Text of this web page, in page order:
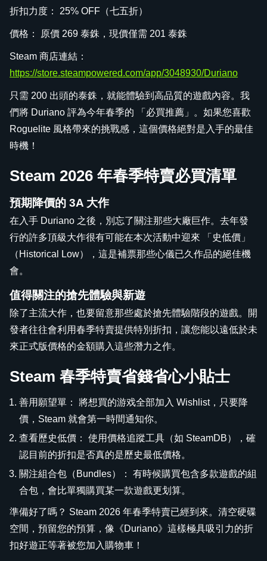
折扣力度： 25% OFF（七五折）
價格： 原價 269 泰銖，現價僅需 201 泰銖
Steam 商店連結：
https://store.steampowered.com/app/3048930/Duriano
只需 200 出頭的泰銖，就能體驗到高品質的遊戲內容。我
們將 Duriano 評為今年春季的 「必買推薦」。如果您喜歡
Roguelite 風格帶來的挑戰感，這個價格絕對是入手的最佳
時機！
Steam 2026 年春季特賣必買清單
預期降價的 3A 大作
在入手 Duriano 之後，別忘了關注那些大廠巨作。去年發
行的許多頂級大作很有可能在本次活動中迎來 「史低價」
（Historical Low），這是補票那些心儀已久作品的絕佳機
會。
值得關注的搶先體驗與新遊
除了主流大作，也要留意那些處於搶先體驗階段的遊戲。開
發者往往會利用春季特賣提供特別折扣，讓您能以遠低於未
來正式版價格的金額購入這些潛力之作。
Steam 春季特賣省錢省心小貼士
善用願望單： 將想買的游戏全部加入 Wishlist，只要降
價，Steam 就會第一時間通知你。
查看歷史低價： 使用價格追蹤工具（如 SteamDB），確
認目前的折扣是否真的是歷史最低價格。
關注組合包（Bundles）： 有時候購買包含多款遊戲的組
合包，會比單獨購買某一款遊戲更划算。
準備好了嗎？ Steam 2026 年春季特賣已經到來。清空硬碟
空間，預留您的預算，像《Duriano》這樣極具吸引力的折
扣好遊正等著被您加入購物車！